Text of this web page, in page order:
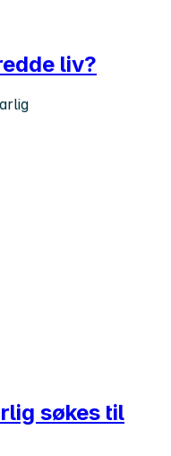
liv?
søkes til